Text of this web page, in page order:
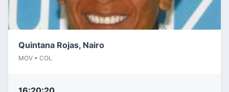
Quintana Rojas, Nairo
MOV • COL